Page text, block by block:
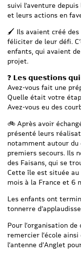
suivi l’aventure
et leurs actions en
🖌 Ils avaient créé des
féliciter de leur défi.
enfants, qui avaient
projet.
❓ 𝗟𝗲𝘀 𝗾𝘂𝗲𝘀𝘁𝗶𝗼𝗻𝘀
Avez-vous fait une
Quelle était votre
Avez-vous eu des
🚲 Après avoir
présenté leurs
notamment autour du
premiers secours. Ils
des Faisans, qui se
Cette île est située
mois à la France et 6
Les enfants ont
tonnerre
Pour l’organisation
remercier l’école
l’antenne d’Anglet